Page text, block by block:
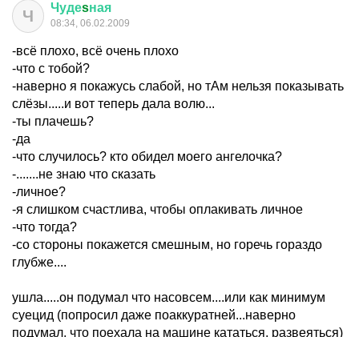
Ч Чудеsная
08:34, 06.02.2009
-всё плохо, всё очень плохо
-что с тобой?
-наверно я покажусь слабой, но тАм нельзя показывать
слёзы.....и вот теперь дала волю...
-ты плачешь?
-да
-что случилось? кто обидел моего ангелочка?
-.......не знаю что сказать
-личное?
-я слишком счастлива, чтобы оплакивать личное
-что тогда?
-со стороны покажется смешным, но горечь гораздо
глубже....
ушла.....он подумал что насовсем....или как минимум
суецид (попросил даже поаккуратней...наверно
подумал, что поехала на машине кататься, развеяться)